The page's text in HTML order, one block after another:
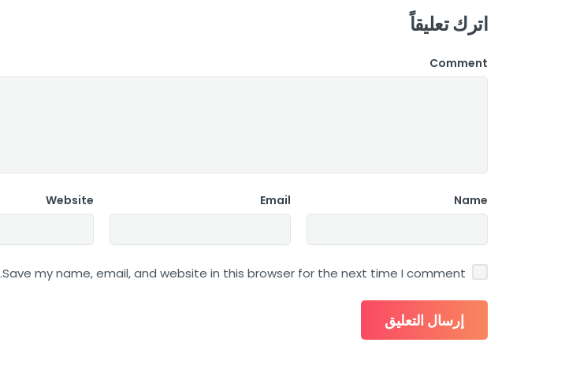
اترك تعليقاً
Comment
Name
Email
Website
Save my name, email, and website in this browser for the next time I comment.